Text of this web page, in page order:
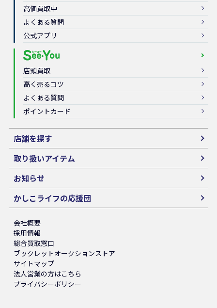
高価買取中
よくある質問
公式アプリ
店頭買取
高く売るコツ
よくある質問
ポイントカード
店舗を探す
取り扱いアイテム
お知らせ
かしこライフの応援団
会社概要
採用情報
総合買取窓口
ブックレットオークションストア
サイトマップ
法人営業の方はこちら
プライバシーポリシー